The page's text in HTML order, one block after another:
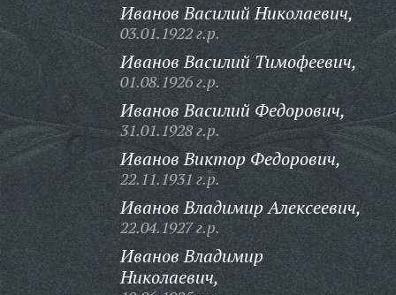
Иванов Василий Николаевич,
03.01.1922 г.р.
Иванов Василий Тимофеевич,
01.08.1926 г.р.
Иванов Василий Федорович,
31.01.1928 г.р.
Иванов Виктор Федорович,
22.11.1931 г.р.
Иванов Владимир Алексеевич,
22.04.1927 г.р.
Иванов Владимир
Николаевич,